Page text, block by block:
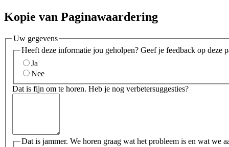
Kopie van Paginawaardering
Uw gegevens
Heeft deze informatie jou geholpen? Geef je feedback op deze
Ja
Nee
Dat is fijn om te horen. Heb je nog verbetersuggesties?
Dat is jammer. We horen graag wat het probleem is en wat we